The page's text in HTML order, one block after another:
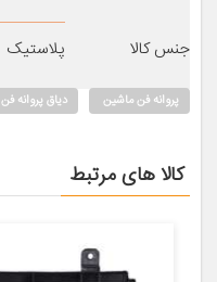
جنس کالا پلاستیک
پروانه فن ماشین دیاق پروانه فن
کالا های مرتبط